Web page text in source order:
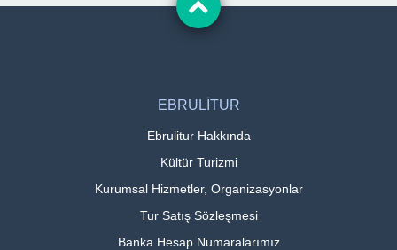
EBRULİTUR
Ebrulitur Hakkında
Kültür Turizmi
Kurumsal Hizmetler, Organizasyonlar
Tur Satış Sözleşmesi
Banka Hesap Numaralarımız